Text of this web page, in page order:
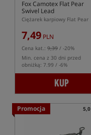
Fox Camotex Flat Pear
Swivel Lead
Ciężarek karpiowy Flat Pear
7,49 PLN
Cena kat.: 9,39 / -20%
Min. cena z 30 dni przed
obniżką: 7.99 / -6%
KUP
Promocja 5,0